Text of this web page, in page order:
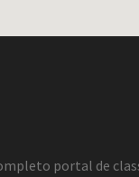
portal de